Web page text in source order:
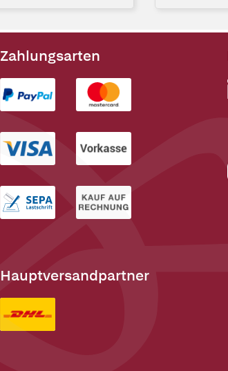
Zahlungsarten
Hauptversandpartner